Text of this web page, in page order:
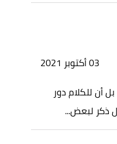
03 أكتوبر 2021
أن للكلام دور
ذكر لبعض...